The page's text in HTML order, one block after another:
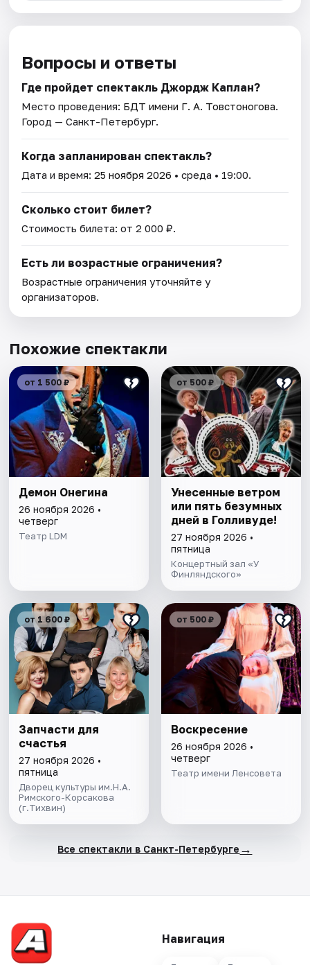
Вопросы и ответы
Где пройдет спектакль Джордж Каплан?
Место проведения: БДТ имени Г. А. Товстоногова.
Город — Санкт-Петербург.
Когда запланирован спектакль?
Дата и время:25 ноября 2026 • среда • 19:00.
Сколько стоит билет?
Стоимость билета: от 2 000 ₽.
Есть ли возрастные ограничения?
Возрастные ограничения уточняйте у
организаторов.
Похожие спектакли
от 1 500 ₽
Демон Онегина
26 ноября 2026 •
четверг
Театр LDM
от 500 ₽
Унесенные ветром
или пять безумных
дней в Голливуде!
27 ноября 2026 •
пятница
Концертный зал «У
Финляндского»
от 1 600 ₽
Запчасти для
счастья
27 ноября 2026 •
пятница
Дворец культуры им.Н.А.
Римского-Корсакова
(г.Тихвин)
от 500 ₽
Воскресение
26 ноября 2026 •
четверг
Театр имени Ленсовета
Все спектакли в Санкт-Петербурге →
Навигация